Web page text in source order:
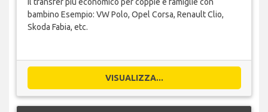
Il transfer più economico per coppie e famiglie con
bambino Esempio: VW Polo, Opel Corsa, Renault Clio,
Skoda Fabia, etc.
VISUALIZZA...